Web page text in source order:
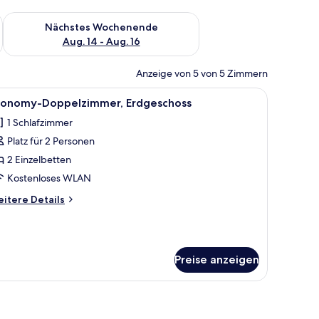
Aug. 7 - Aug. 9.
Nächstes Wochenende
Aug. 14 - Aug. 16
Überprüfe die Verfügbarkeit für nächstes Wochenende, Aug.
Anzeige von 5 von 5 Zimmern
mit Vorhängen.
und einem Vorhangfenster. Ein Hotelzimmer mit Bett, Nachttisch,
5 Doppelzimmer, Erdgeschoss
1 Schlafzimmer
Platz für 2 Personen
2 Einzelbetten
Kostenloses WLAN
Details
Preise anzeigen
Bett, einem Nachttisch, einem Schreibtisch und einem Stuhl.